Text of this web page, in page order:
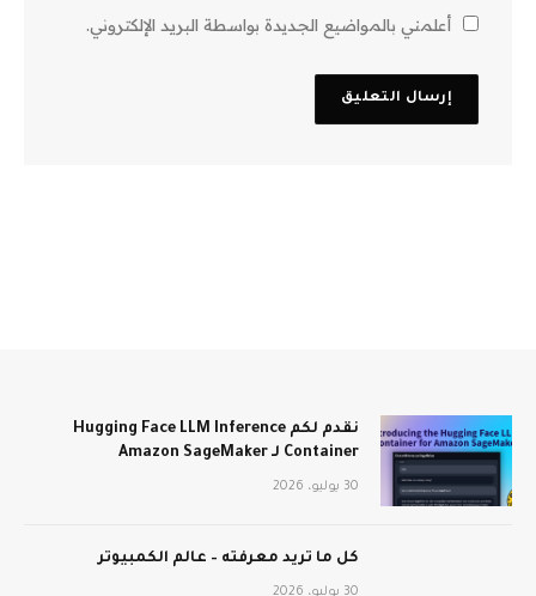
أعلمني بالمواضيع الجديدة بواسطة البريد الإلكتروني.
نقدم لكم Hugging Face LLM Inference
Container لـ Amazon SageMaker
30 يوليو، 2026
كل ما تريد معرفته – عالم الكمبيوتر
30 يوليو، 2026